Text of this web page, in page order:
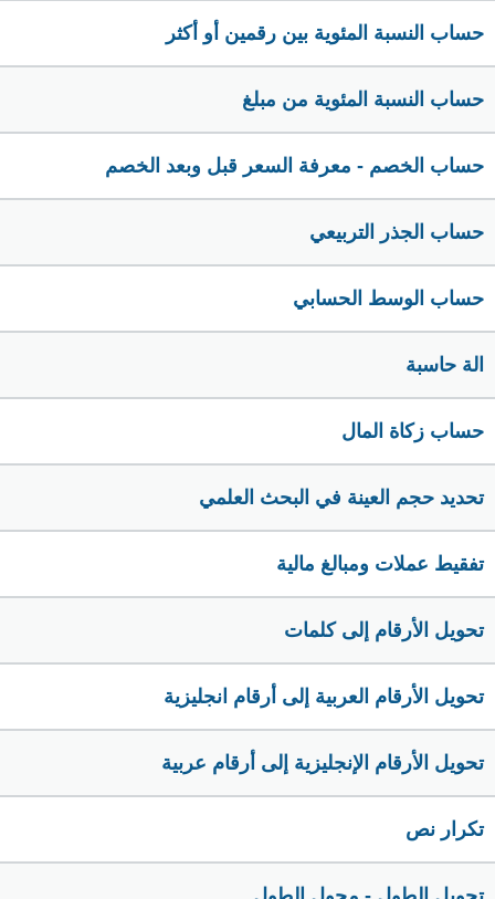
حساب النسبة المئوية بين رقمين أو أكثر
حساب النسبة المئوية من مبلغ
حساب الخصم - معرفة السعر قبل وبعد الخصم
حساب الجذر التربيعي
حساب الوسط الحسابي
الة حاسبة
حساب زكاة المال
تحديد حجم العينة في البحث العلمي
تفقيط عملات ومبالغ مالية
تحويل الأرقام إلى كلمات
تحويل الأرقام العربية إلى أرقام انجليزية
تحويل الأرقام الإنجليزية إلى أرقام عربية
تكرار نص